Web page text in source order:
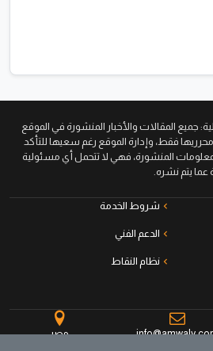
جميع المقالات والأخبار المنشورة في الموقع
فقط، وإدارة الموقع رغم سعيها للتأكد
المنشورة، فهي لا تتحمل أي مسئولية
عما يتم نشره.
شروط الخدمة
الدعم الفني
نظام النقاط
مصر